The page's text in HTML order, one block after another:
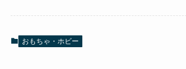
おもちゃ・ホビー